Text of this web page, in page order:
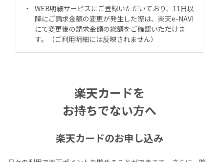
WEB明細サービスにご登録いただいており、11日以
降にご請求金額の変更が発生した際は、楽天e-NAVI
にて変更後の請求金額の総額をご確認いただけま
す。（ご利用明細には反映されません）
楽天カードを
お持ちでない方へ
楽天カードのお申し込み